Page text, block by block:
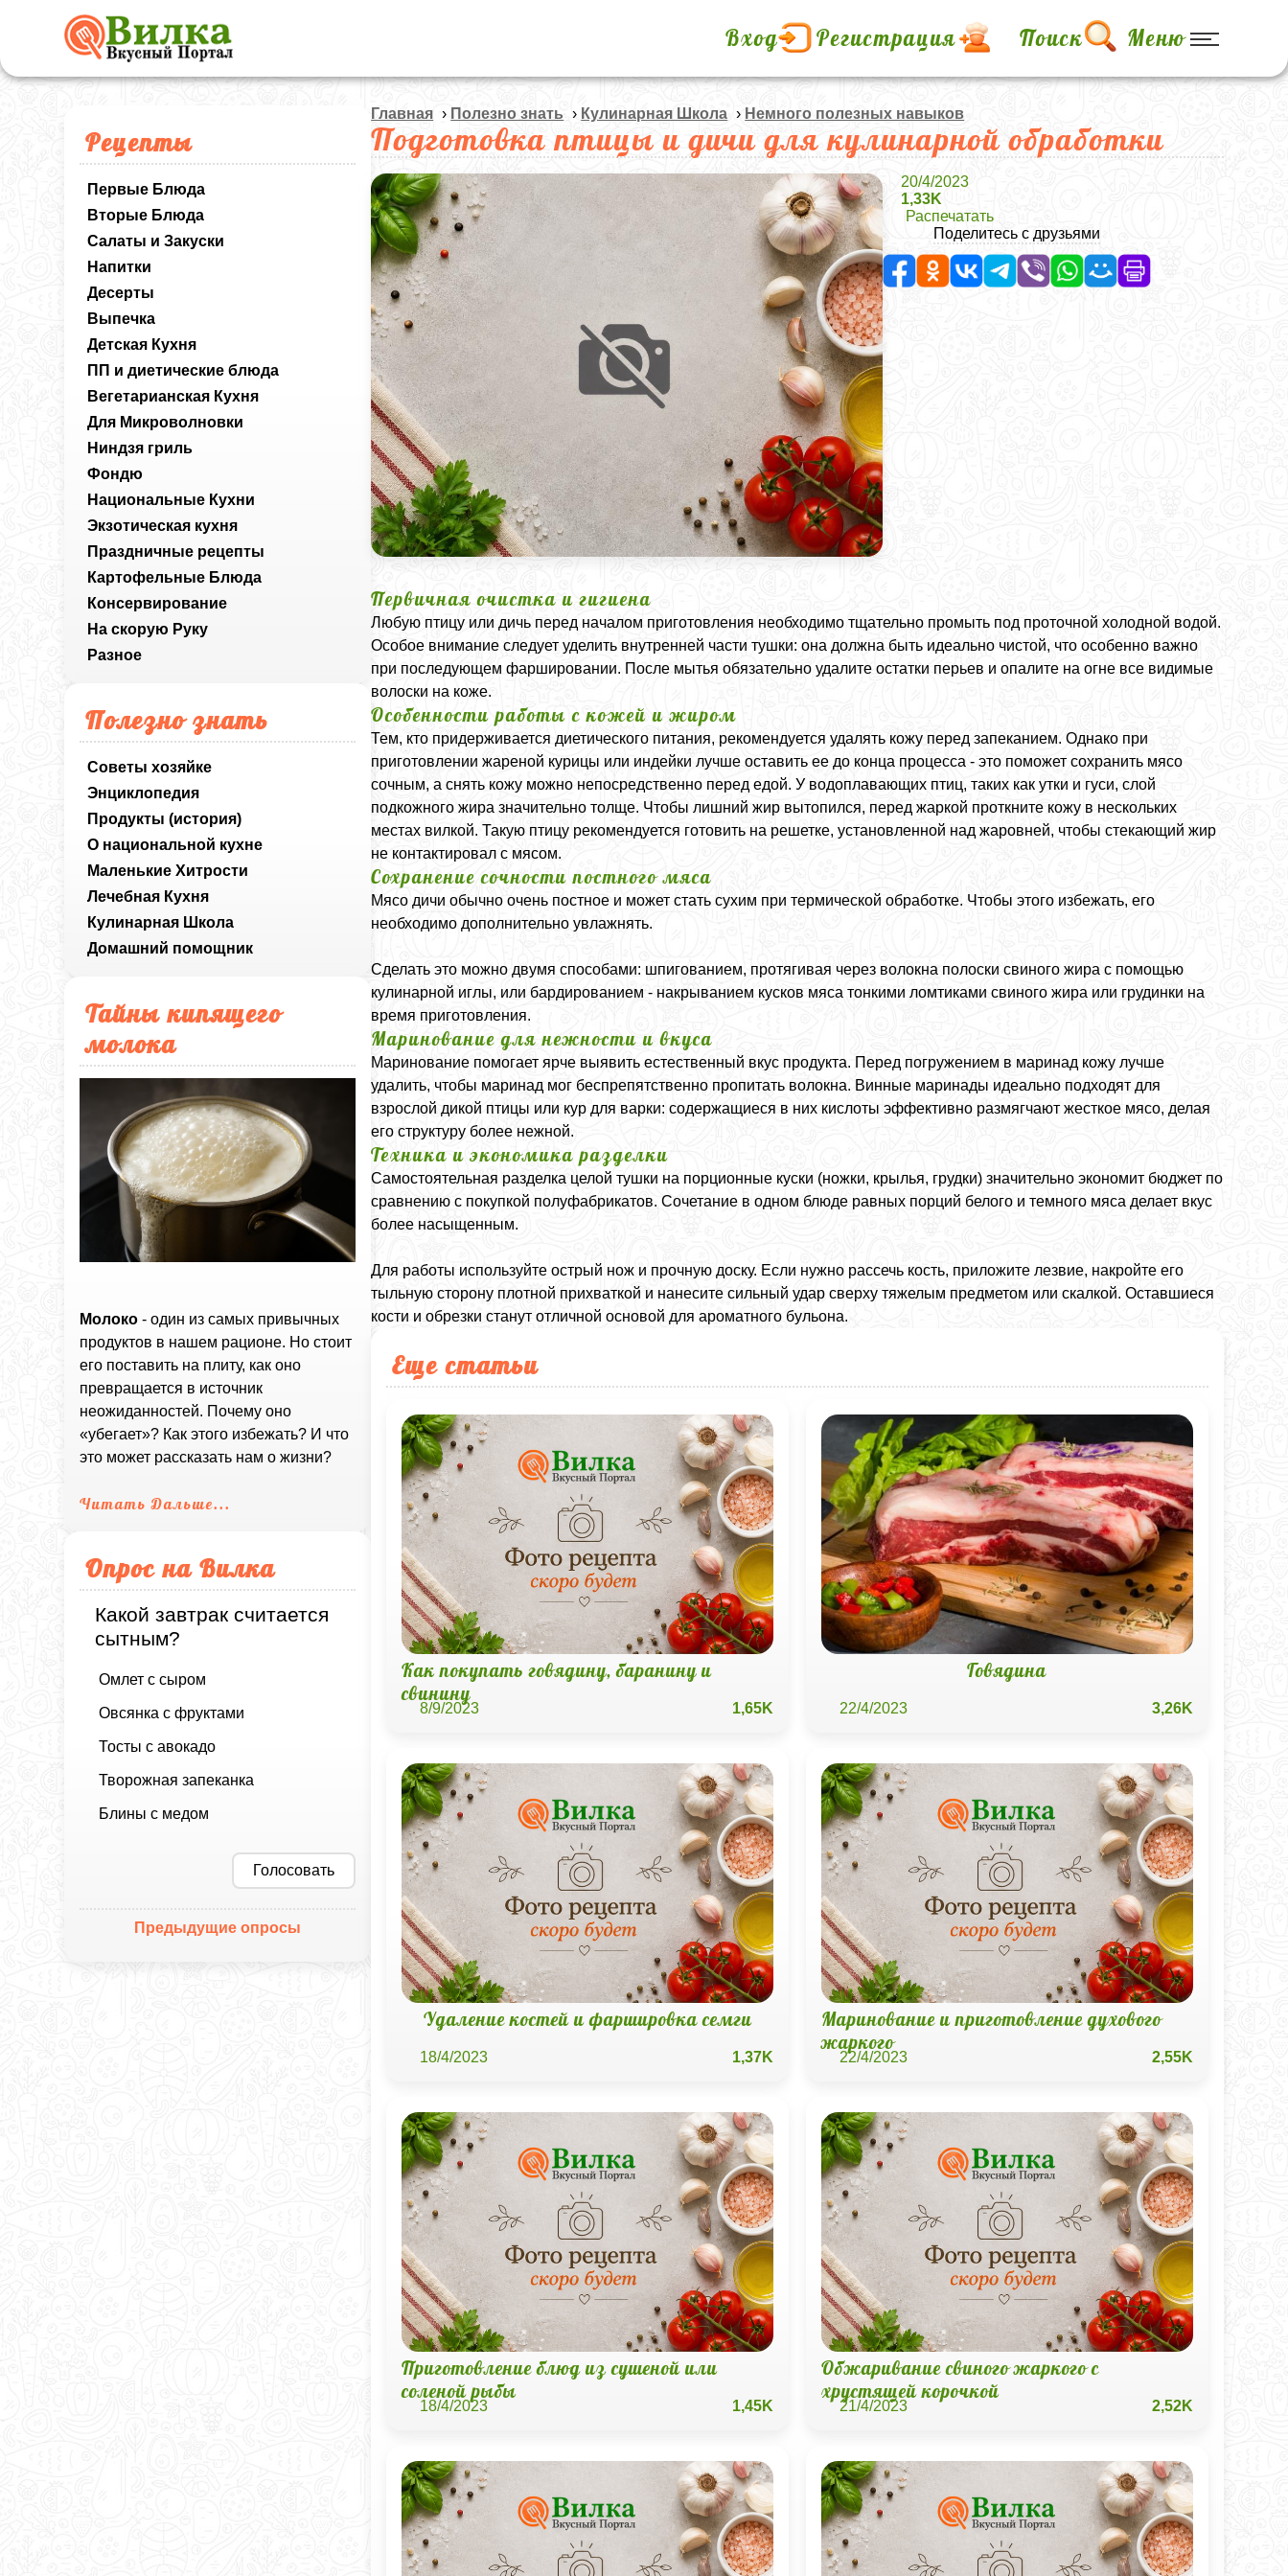
Вход Регистрация Поиск Меню
Рецепты
Первые Блюда
Вторые Блюда
Салаты и Закуски
Напитки
Десерты
Выпечка
Детская Кухня
ПП и диетические блюда
Вегетарианская Кухня
Для Микроволновки
Ниндзя гриль
Фондю
Национальные Кухни
Экзотическая кухня
Праздничные рецепты
Картофельные Блюда
Консервирование
На скорую Руку
Разное
Полезно знать
Советы хозяйке
Энциклопедия
Продукты (история)
О национальной кухне
Маленькие Хитрости
Лечебная Кухня
Кулинарная Школа
Домашний помощник
Тайны кипящего
молока
Молоко - один из самых привычных
продуктов в нашем рационе. Но стоит
его поставить на плиту, как оно
превращается в источник
неожиданностей. Почему оно
«убегает»? Как этого избежать? И что
это может рассказать нам о жизни?
Читать Дальше...
Опрос на Вилка
Какой завтрак считается
сытным?
Омлет с сыром
Овсянка с фруктами
Тосты с авокадо
Творожная запеканка
Блины с медом
Голосовать
Предыдущие опросы
Главная › Полезно знать › Кулинарная Школа › Немного полезных навыков
Подготовка птицы и дичи для кулинарной обработки
20/4/2023
1,33K
Распечатать
Поделитесь с друзьями
Первичная очистка и гигиена
Любую птицу или дичь перед началом приготовления необходимо тщательно промыть под проточной холодной водой.
Особое внимание следует уделить внутренней части тушки: она должна быть идеально чистой, что особенно важно
при последующем фаршировании. После мытья обязательно удалите остатки перьев и опалите на огне все видимые
волоски на коже.
Особенности работы с кожей и жиром
Тем, кто придерживается диетического питания, рекомендуется удалять кожу перед запеканием. Однако при
приготовлении жареной курицы или индейки лучше оставить ее до конца процесса - это поможет сохранить мясо
сочным, а снять кожу можно непосредственно перед едой. У водоплавающих птиц, таких как утки и гуси, слой
подкожного жира значительно толще. Чтобы лишний жир вытопился, перед жаркой проткните кожу в нескольких
местах вилкой. Такую птицу рекомендуется готовить на решетке, установленной над жаровней, чтобы стекающий жир
не контактировал с мясом.
Сохранение сочности постного мяса
Мясо дичи обычно очень постное и может стать сухим при термической обработке. Чтобы этого избежать, его
необходимо дополнительно увлажнять.
Сделать это можно двумя способами: шпигованием, протягивая через волокна полоски свиного жира с помощью
кулинарной иглы, или бардированием - накрыванием кусков мяса тонкими ломтиками свиного жира или грудинки на
время приготовления.
Маринование для нежности и вкуса
Маринование помогает ярче выявить естественный вкус продукта. Перед погружением в маринад кожу лучше
удалить, чтобы маринад мог беспрепятственно пропитать волокна. Винные маринады идеально подходят для
взрослой дикой птицы или кур для варки: содержащиеся в них кислоты эффективно размягчают жесткое мясо, делая
его структуру более нежной.
Техника и экономика разделки
Самостоятельная разделка целой тушки на порционные куски (ножки, крылья, грудки) значительно экономит бюджет по
сравнению с покупкой полуфабрикатов. Сочетание в одном блюде равных порций белого и темного мяса делает вкус
более насыщенным.
Для работы используйте острый нож и прочную доску. Если нужно рассечь кость, приложите лезвие, накройте его
тыльную сторону плотной прихваткой и нанесите сильный удар сверху тяжелым предметом или скалкой. Оставшиеся
кости и обрезки станут отличной основой для ароматного бульона.
Еще статьи
Как покупать говядину, баранину и
свинину
8/9/2023 1,65K
Говядина
22/4/2023 3,26K
Удаление костей и фаршировка семги
18/4/2023 1,37K
Маринование и приготовление духового
жаркого
22/4/2023 2,55K
Приготовление блюд из сушеной или
соленой рыбы
18/4/2023 1,45K
Обжаривание свиного жаркого с
хрустящей корочкой
21/4/2023 2,52K